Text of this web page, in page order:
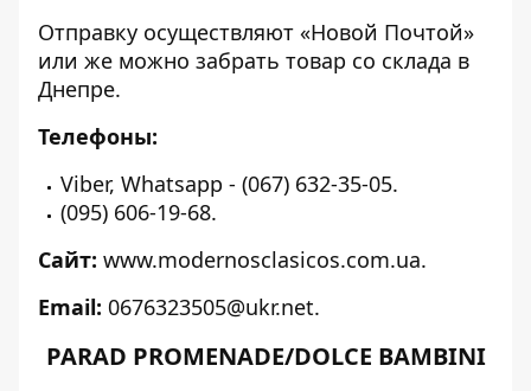
Отправку осуществляют «Новой Почтой»
или же можно забрать товар со склада в
Днепре.
Телефоны:
Viber, Whatsapp - (067) 632-35-05.
(095) 606-19-68.
Сайт: www.modernosclasicos.com.ua.
Email: 0676323505@ukr.net.
PARAD PROMENADE/DOLCE BAMBINI